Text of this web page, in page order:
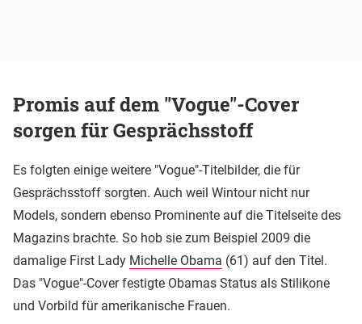
Promis auf dem "Vogue"-Cover
sorgen für Gesprächsstoff
Es folgten einige weitere "Vogue"-Titelbilder, die für
Gesprächsstoff sorgten. Auch weil Wintour nicht nur
Models, sondern ebenso Prominente auf die Titelseite des
Magazins brachte. So hob sie zum Beispiel 2009 die
damalige First Lady Michelle Obama (61) auf den Titel.
Das "Vogue"-Cover festigte Obamas Status als Stilikone
und Vorbild für amerikanische Frauen.